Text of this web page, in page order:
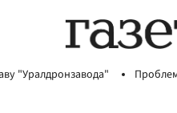
"Уралдронзавода"